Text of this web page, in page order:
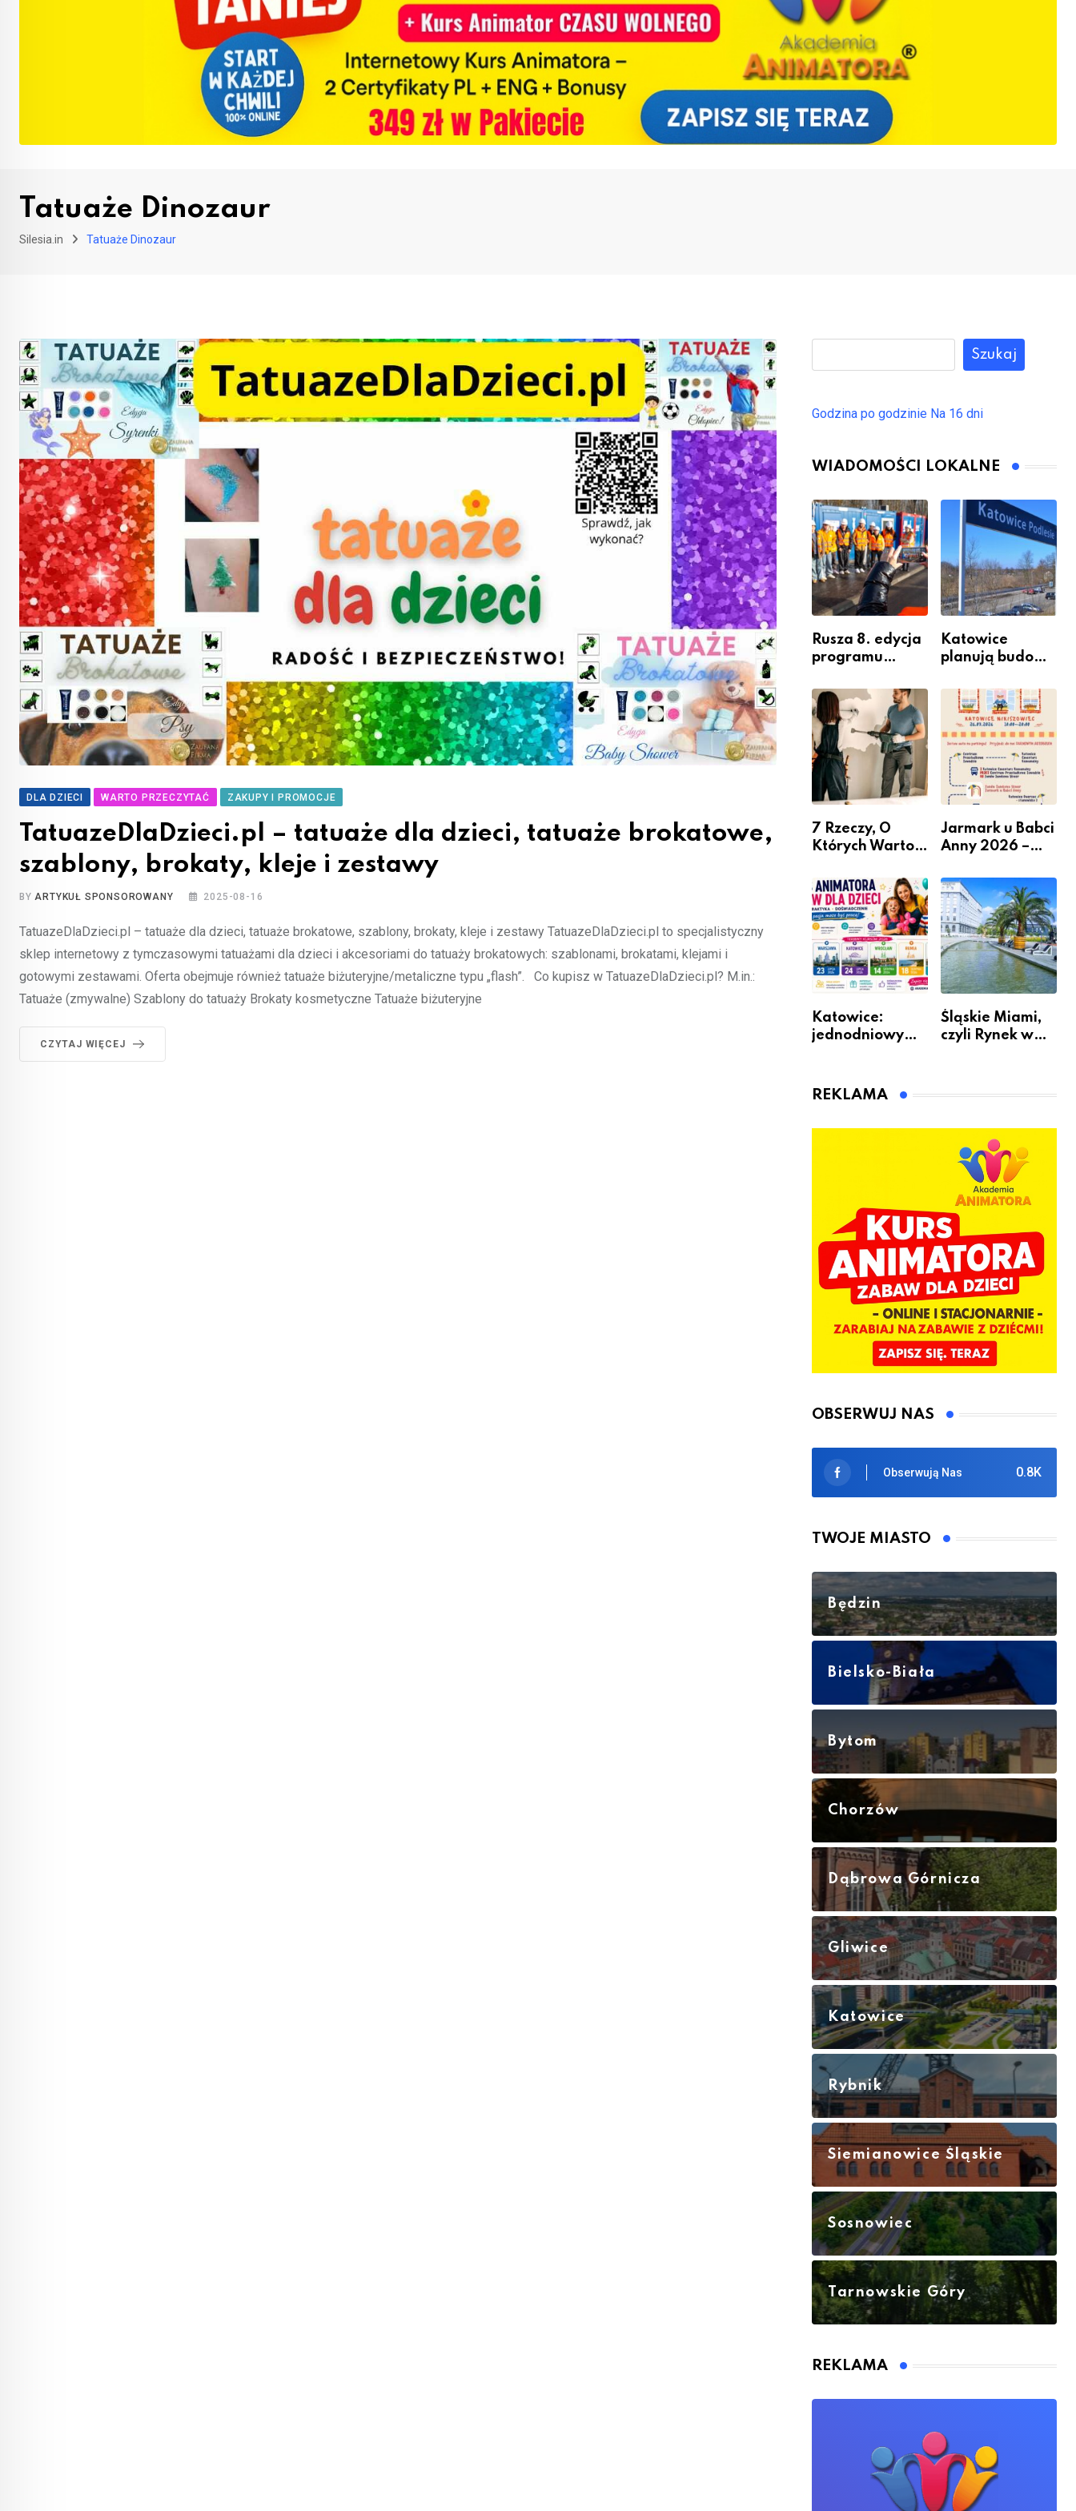
Tatuaże Dinozaur
Silesia.in Tatuaże Dinozaur
DLA DZIECI WARTO PRZECZYTAĆ ZAKUPY I PROMOCJE
TatuazeDlaDzieci.pl – tatuaże dla dzieci, tatuaże brokatowe,
szablony, brokaty, kleje i zestawy
BY ARTYKUŁ SPONSOROWANY 2025-08-16
TatuazeDlaDzieci.pl – tatuaże dla dzieci, tatuaże brokatowe, szablony, brokaty, kleje i zestawy TatuazeDlaDzieci.pl to specjalistyczny
sklep internetowy z tymczasowymi tatuażami dla dzieci i akcesoriami do tatuaży brokatowych: szablonami, brokatami, klejami i
gotowymi zestawami. Oferta obejmuje również tatuaże biżuteryjne/metaliczne typu „flash”. Co kupisz w TatuazeDlaDzieci.pl? M.in.:
Tatuaże (zmywalne) Szablony do tatuaży Brokaty kosmetyczne Tatuaże biżuteryjne
CZYTAJ WIĘCEJ
Szukaj
Godzina po godzinie Na 16 dni
WIADOMOŚCI LOKALNE
Rusza 8. edycja
programu
Miastem
Fachowców” –
nabór dla
przedsiębiorców
Katowice
planują budowę
przesiadkoweg
o w Podlesiu
7 Rzeczy, O
Których Warto
Remontem
Mieszkania
Jarmark u Babci
Anny 2026 –
Katowice:
jednodniowy
animatora
Śląskie Miami,
czyli Rynek w
REKLAMA
OBSERWUJ NAS
0.8K
Obserwują Nas
TWOJE MIASTO
Będzin
Bielsko-Biała
Bytom
Chorzów
Dąbrowa Górnicza
Gliwice
Katowice
Rybnik
Siemianowice Śląskie
Sosnowiec
Tarnowskie Góry
REKLAMA